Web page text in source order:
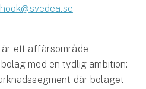
ett affärsområde
med en tydlig ambition:
där bolaget